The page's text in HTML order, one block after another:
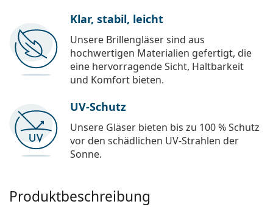
Klar, stabil, leicht
Unsere Brillengläser sind aus
hochwertigen Materialien gefertigt, die
eine hervorragende Sicht, Haltbarkeit
und Komfort bieten.
UV-Schutz
Unsere Gläser bieten bis zu 100 % Schutz
vor den schädlichen UV-Strahlen der
Sonne.
Produktbeschreibung